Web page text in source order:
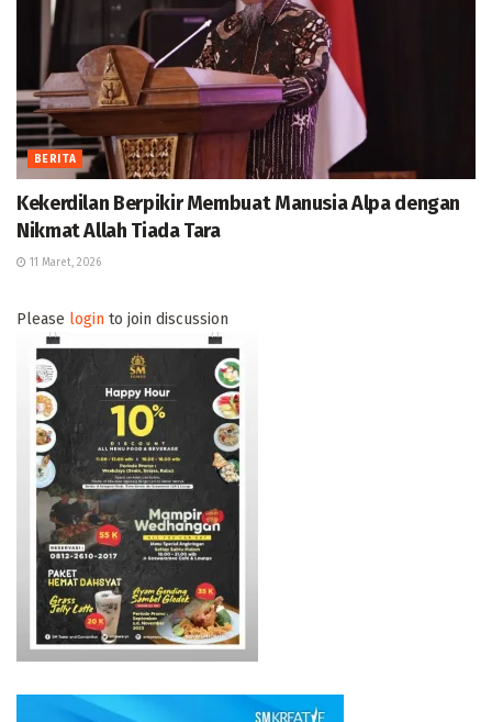
BERITA
Kekerdilan Berpikir Membuat Manusia Alpa dengan
Nikmat Allah Tiada Tara
11 Maret, 2026
Please login to join discussion